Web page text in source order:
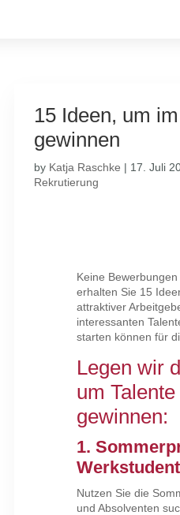
15 Ideen, um
gewinnen
by Katja Raschke | 17. Juli
Rekrutierung
Keine
erhalten Sie 15
attraktiver
interessanten
starten können für
Legen wir
um
gewinnen:
1.
Nutzen Sie die
und Absolventen